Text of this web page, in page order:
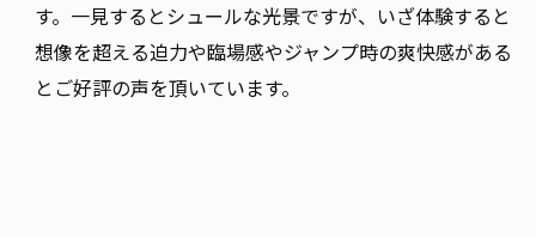
す。一見するとシュールな光景ですが、いざ体験すると
想像を超える迫力や臨場感やジャンプ時の爽快感がある
とご好評の声を頂いています。